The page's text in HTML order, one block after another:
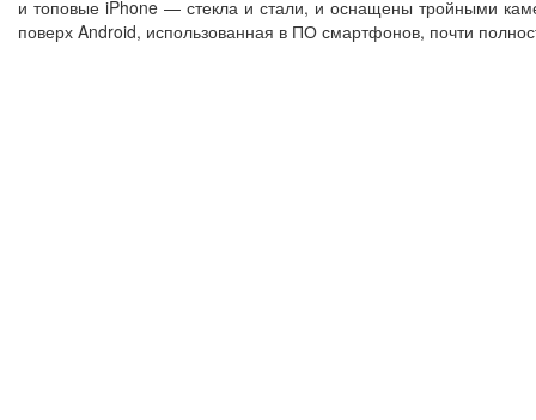
и топовые iPhone — стекла и стали, и оснащены тройными
поверх Android, использованная в ПО смартфонов, почти